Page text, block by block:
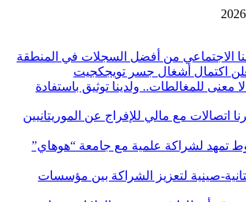
الاجتماعي من أفضل السجلات في المنطقة
اكتمال أشغال جسر تويجكجيت
معنى للمغالطات.. ولدينا توثيق باستفادة
اتصالات مع مالي للإفراج عن الموريتانيين
تمهد لشراكة علمية مع جامعة “هوهاي”
صينية لتعزيز الشراكة بين مؤسسات